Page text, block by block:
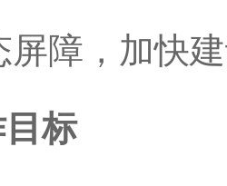
屏障，加快
标